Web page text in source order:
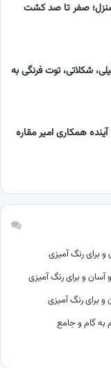
صفر تا صد کشت
شکلاتی، توت فرنگی به
همکاری امیر مقاره
به گام و جامع